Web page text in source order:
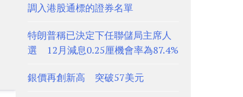
調入港股通標的證券名單
特朗普稱已決定下任聯儲局主席人
選 12月減息0.25厘機會率為87.4%
銀價再創新高 突破57美元